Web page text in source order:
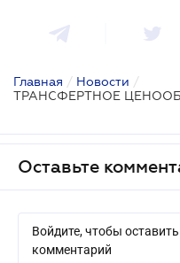
Главная / Новости /
ТРАНСФЕРТНОЕ
Оставьте
Войдите, чтобы оставить
комментарий